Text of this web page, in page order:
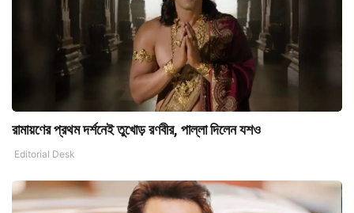
রামায়ণের প্রথম দর্শনেই তুখোড় রণবীর, পাল্লা দিলেন যশও
Editorial Desk